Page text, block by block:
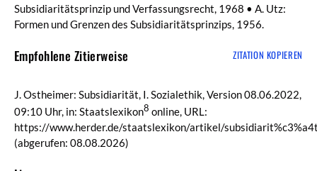
Subsidiaritätsprinzip und Verfassungsrecht, 1968 • A. Utz:
Formen und Grenzen des Subsidiaritätsprinzips, 1956.
Empfohlene Zitierweise ZITATION KOPIEREN
J. Ostheimer: Subsidiarität, I. Sozialethik, Version 08.06.2022,
09:10 Uhr, in: Staatslexikon8 online, URL:
https://www.herder.de/staatslexikon/artikel/
(abgerufen: 08.08.2026)